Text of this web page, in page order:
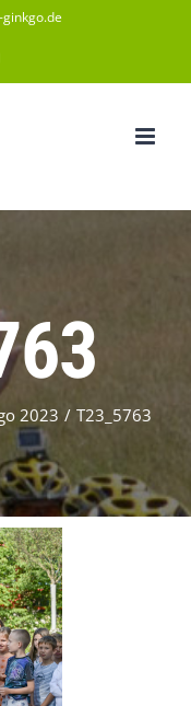
YouTube
2023 / T23_5763